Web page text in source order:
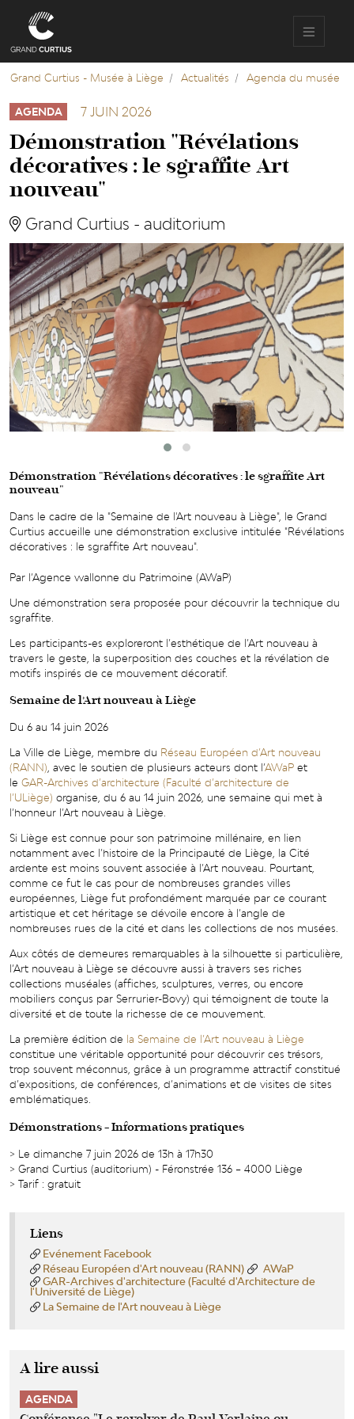
contenu
principal
Grand Curtius - Musée à Liège
Actualités Agenda du musée
AGENDA 7 JUIN 2026
Démonstration "Révélations
décoratives : le sgraffite Art
nouveau"
Grand Curtius - auditorium
Démonstration "Révélations décoratives : le sgraffite Art
nouveau"
Dans le cadre de la "Semaine de l'Art nouveau à Liège", le Grand
Curtius accueille une démonstration exclusive intitulée "Révélations
décoratives : le sgraffite Art nouveau".
Par l’Agence wallonne du Patrimoine (AWaP)
Une démonstration sera proposée pour découvrir la technique du
sgraffite.
Les participants-es exploreront l’esthétique de l’Art nouveau à
travers le geste, la superposition des couches et la révélation de
motifs inspirés de ce mouvement décoratif.
Semaine de l’Art nouveau à Liège
Du 6 au 14 juin 2026
La Ville de Liège, membre du Réseau Européen d’Art nouveau
(RANN), avec le soutien de plusieurs acteurs dont l’AWaP et
le GAR-Archives d’architecture (Faculté d’architecture de
l’ULiège) organise, du 6 au 14 juin 2026, une semaine qui met à
l’honneur l’Art nouveau à Liège.
Si Liège est connue pour son patrimoine millénaire, en lien
notamment avec l’histoire de la Principauté de Liège, la Cité
ardente est moins souvent associée à l’Art nouveau. Pourtant,
comme ce fut le cas pour de nombreuses grandes villes
européennes, Liège fut profondément marquée par ce courant
artistique et cet héritage se dévoile encore à l’angle de
nombreuses rues de la cité et dans les collections de nos musées.
Aux côtés de demeures remarquables à la silhouette si particulière,
l’Art nouveau à Liège se découvre aussi à travers ses riches
collections muséales (affiches, sculptures, verres, ou encore
mobiliers conçus par Serrurier-Bovy) qui témoignent de toute la
diversité et de toute la richesse de ce mouvement.
La première édition de la Semaine de l’Art nouveau à Liège
constitue une véritable opportunité pour découvrir ces trésors,
trop souvent méconnus, grâce à un programme attractif constitué
d’expositions, de conférences, d’animations et de visites de sites
emblématiques.
Démonstrations - Informations pratiques
> Le dimanche 7 juin 2026 de 13h à 17h30
> Grand Curtius (auditorium) - Féronstrée 136 – 4000 Liège
> Tarif : gratuit
Liens
Evénement Facebook
Réseau Européen d'Art nouveau (RANN)
AWaP
GAR-Archives d'architecture (Faculté d'Architecture de
l'Université de Liège)
La Semaine de l'Art nouveau à Liège
A lire aussi
AGENDA